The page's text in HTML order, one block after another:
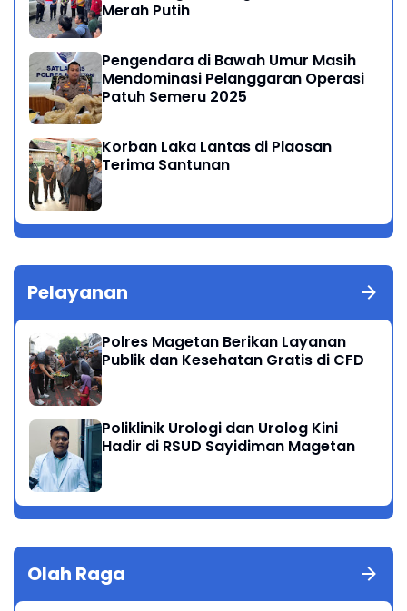
Merah Putih
Pengendara di Bawah Umur Masih
Mendominasi Pelanggaran Operasi
Patuh Semeru 2025
Korban Laka Lantas di Plaosan
Terima Santunan
Pelayanan
Polres Magetan Berikan Layanan
Publik dan Kesehatan Gratis di CFD
Poliklinik Urologi dan Urolog Kini
Hadir di RSUD Sayidiman Magetan
Olah Raga